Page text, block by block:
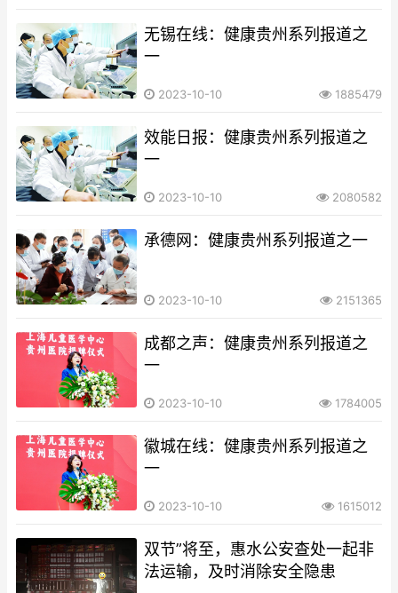
无锡在线：健康贵州系列报道之
一
2023-10-10 1885479
效能日报：健康贵州系列报道之
一
2023-10-10 2080582
承德网：健康贵州系列报道之一
2023-10-10 2151365
成都之声：健康贵州系列报道之
一
2023-10-10 1784005
徽城在线：健康贵州系列报道之
一
2023-10-10 1615012
双节”将至，惠水公安查处一起非
法运输，及时消除安全隐患